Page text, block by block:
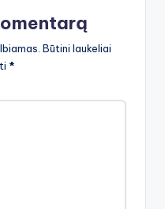
Būtini laukeliai
*